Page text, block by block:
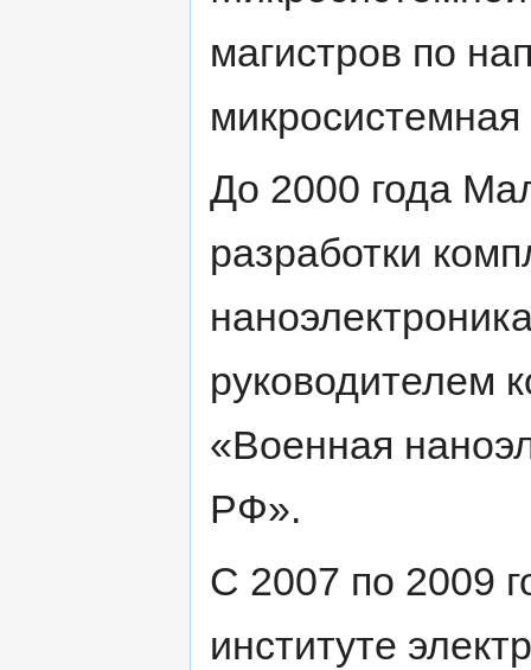
магистров по
микросистемная
До 2000 года
разработки
руководителем
«Военная
РФ».
С 2007 по 2009
институте